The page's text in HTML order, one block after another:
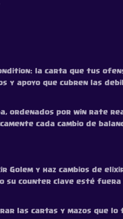
la carta que tus
apoyo que cubren las
ordenados por win rate
cada cambio de
y haz cambios de
su counter clave esté fuera
las cartas y mazos que lo